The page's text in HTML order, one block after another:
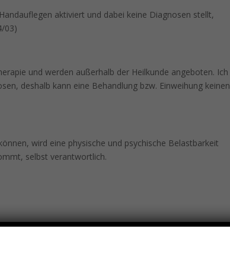
aktiviert und dabei keine Diagnosen stellt,
03)
und werden außerhalb der Heilkunde angeboten. Ich
deshalb kann eine Behandlung bzw. Einweihung keinen
wird eine physische und psychische Belastbarkeit
selbst verantwortlich.